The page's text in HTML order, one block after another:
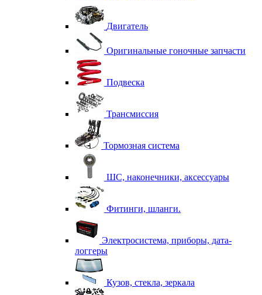
Двигатель
Оригинальные гоночные запчасти
Подвеска
Трансмиссия
Тормозная система
ШС, наконечники, аксессуары
Фитинги, шланги.
Электросистема, приборы, дата-
логгеры
Кузов, стекла, зеркала